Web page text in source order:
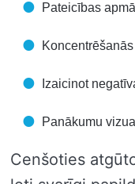
Pateicības
Izaicinot
Panākumu
Cenšoties